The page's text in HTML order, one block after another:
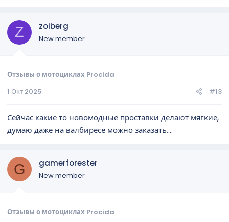
Z zoiberg
New member
Отзывы о мотоциклах Procida
1 Окт 2025
#13
Сейчас какие то новомодные проставки делают мягкие,
думаю даже на валбиресе можно заказать....
G gamerforester
New member
Отзывы о мотоциклах Procida